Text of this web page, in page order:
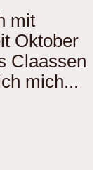
mit
Oktober
Claassen
mich...